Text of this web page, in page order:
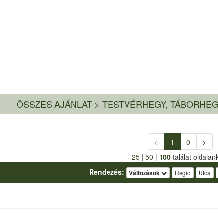
ÖSSZES AJÁNLAT> TESTVÉRHEGY,
< 1 0
>
25| 50 | 100találat
Rendezés:
Változások Régió Utca